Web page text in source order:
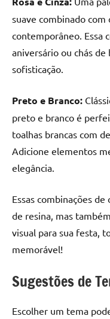
suave combinado
contemporâneo. Essa
aniversário ou chás
sofisticação.
Preto e Branco:
preto e branco é
toalhas brancas com
Adicione elementos
elegância.
Essas combinações
de resina, mas
visual para sua festa,
memorável!
Sugestões de
Escolher um tema